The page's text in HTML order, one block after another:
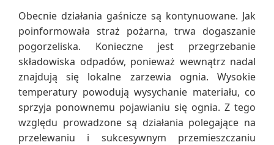
Obecnie działania gaśnicze są kontynuowane. Jak
poinformowała straż pożarna, trwa dogaszanie
pogorzeliska. Konieczne jest przegrzebanie
składowiska odpadów, ponieważ wewnątrz nadal
znajdują się lokalne zarzewia ognia. Wysokie
temperatury powodują wysychanie materiału, co
sprzyja ponownemu pojawianiu się ognia. Z tego
względu prowadzone są działania polegające na
przelewaniu i sukcesywnym przemieszczaniu